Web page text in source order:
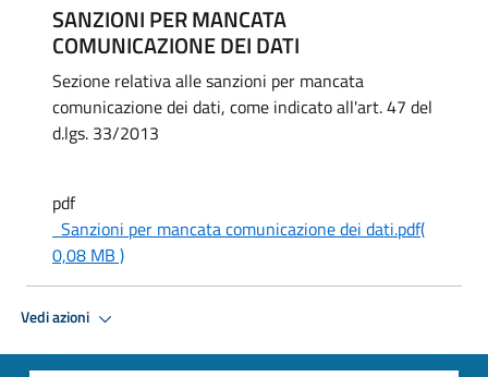
SANZIONI PER MANCATA
COMUNICAZIONE DEI DATI
Sezione relativa alle sanzioni per mancata
comunicazione dei dati, come indicato all'art. 47 del
d.lgs. 33/2013
pdf
Sanzioni per mancata comunicazione dei dati.pdf(
0,08 MB )
Vedi azioni